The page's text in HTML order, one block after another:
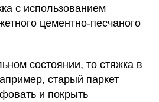
с использованием
цементно-песчаного
состоянии, то стяжка в
старый паркет
и покрыть